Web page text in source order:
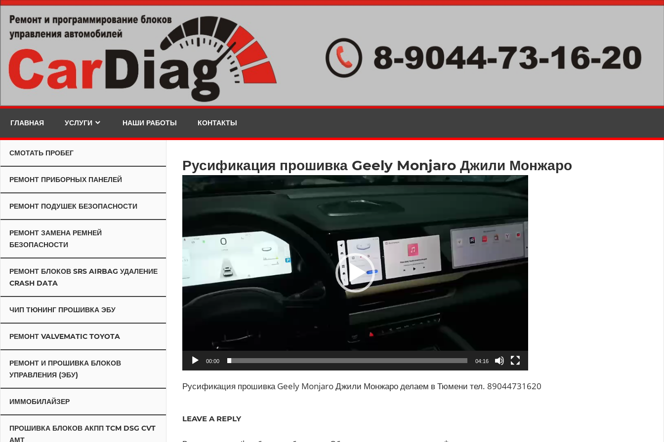
Skip
content
ГЛАВНАЯ УСЛУГИ НАШИ РАБОТЫ КОНТАКТЫ
Русификация прошивка Geely Monjaro Джили Монжаро
Видеоплеер
00:00 04:16
Русификация прошивка Geely Monjaro Джили Монжаро делаем в Тюмени тел. 89044731620
LEAVE A REPLY
СМОТАТЬ ПРОБЕГ
РЕМОНТ ПРИБОРНЫХ ПАНЕЛЕЙ
РЕМОНТ ПОДУШЕК БЕЗОПАСНОСТИ
РЕМОНТ ЗАМЕНА РЕМНЕЙ
БЕЗОПАСНОСТИ
РЕМОНТ БЛОКОВ SRS AIRBAG УДАЛЕНИЕ
CRASH DATA
ЧИП ТЮНИНГ ПРОШИВКА ЭБУ
РЕМОНТ VALVEMATIC TOYOTA
РЕМОНТ И ПРОШИВКА БЛОКОВ
УПРАВЛЕНИЯ (ЭБУ)
ИММОБИЛАЙЗЕР
ПРОШИВКА БЛОКОВ АКПП TCM DSG CVT
АМТ